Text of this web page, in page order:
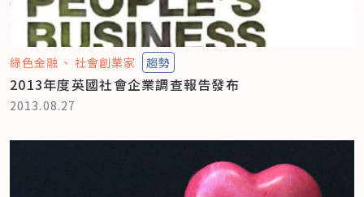
綠色金融 社會創業家 趨勢
2013年度英國社會企業調查報告發布
2013.08.27